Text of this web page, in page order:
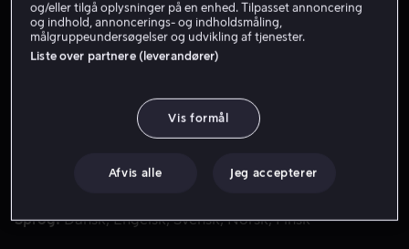
Serien handler om den 12-årige dreng aang, der
Serien handler om den 12-årige dreng aang, der
elementer: vand, jord, ild og luft.
Jack De Sena Mae Whitman Vis mere
Sprog Dansk Engelsk Svensk Norsk Finsk
og/eller tilgå oplysninger på en enhed. Tilpasset annoncering
og indhold, annoncerings- og indholdsmåling,
målgruppeundersøgelser og udvikling af tjenester.
Liste over partnere (leverandører)
Vis formål
Afvis alle Jeg accepterer